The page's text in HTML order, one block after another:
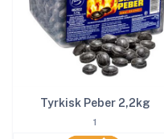
Tyrkisk Peber 2,2kg
1